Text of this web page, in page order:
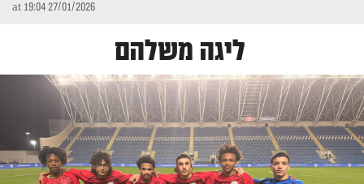
27/01/2026 at 19:04
ליגה משלהם